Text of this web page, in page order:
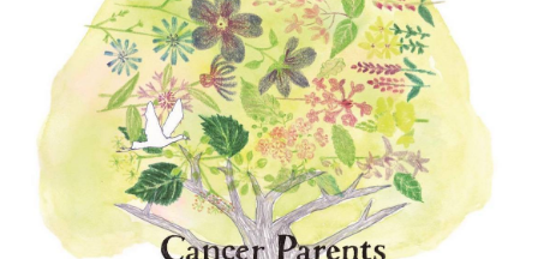
ココロ/カラダ
グルメ
トラベル